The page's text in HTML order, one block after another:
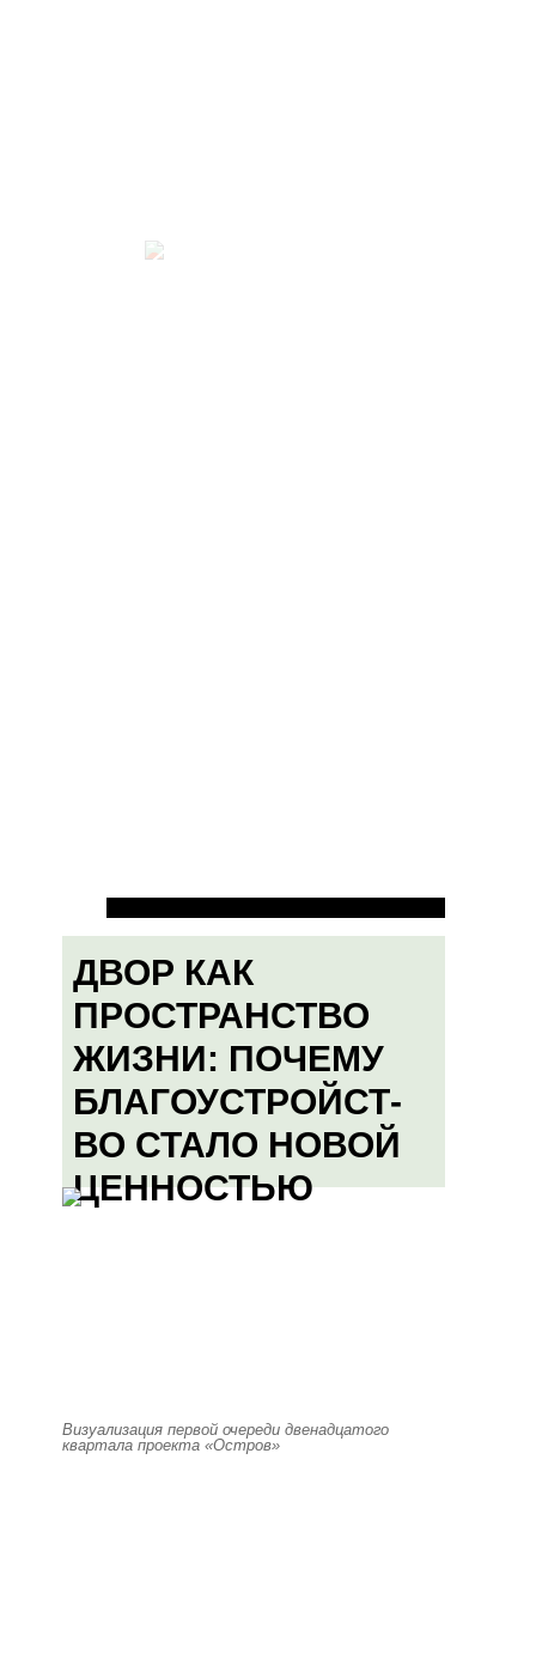
ДВОР КАК
ПРОСТРАНСТВО
ЖИЗНИ: ПОЧЕМУ
БЛАГОУСТРОЙСТ-
ВО СТАЛО НОВОЙ
ЦЕННОСТЬЮ
Визуализация первой очереди двенадцатого
квартала проекта «Остров»